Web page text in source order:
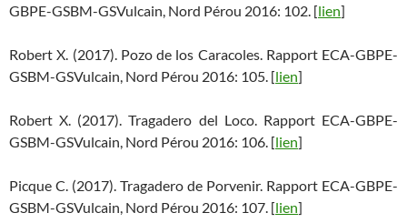
GBPE-GSBM-GSVulcain, Nord Pérou 2016: 102. [lien]
Robert X. (2017). Pozo de los Caracoles. Rapport ECA-GBPE-
GSBM-GSVulcain, Nord Pérou 2016: 105. [lien]
Robert X. (2017). Tragadero del Loco. Rapport ECA-GBPE-
GSBM-GSVulcain, Nord Pérou 2016: 106. [lien]
Picque C. (2017). Tragadero de Porvenir. Rapport ECA-GBPE-
GSBM-GSVulcain, Nord Pérou 2016: 107. [lien]